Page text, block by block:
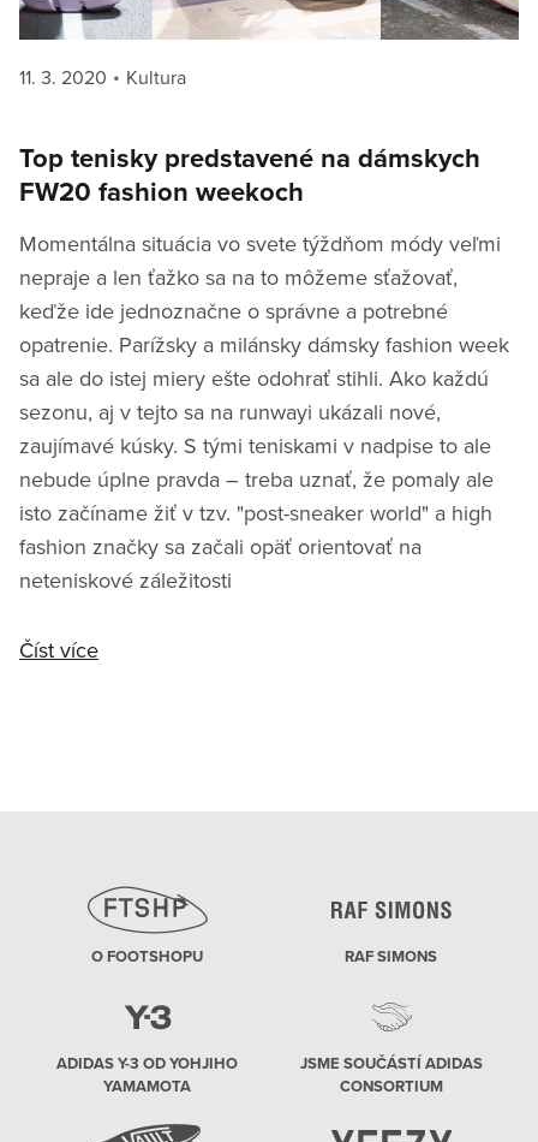
Posted
11. 3. 2020 Categories
Kultura
Top tenisky predstavené na dámskych
FW20 fashion weekoch
Momentálna situácia vo svete týždňom módy veľmi
nepraje a len ťažko sa na to môžeme sťažovať,
keďže ide jednoznačne o správne a potrebné
opatrenie. Parížsky a milánsky dámsky fashion week
sa ale do istej miery ešte odohrať stihli. Ako každú
sezonu, aj v tejto sa na runwayi ukázali nové,
zaujímavé kúsky. S tými teniskami v nadpise to ale
nebude úplne pravda – treba uznať, že pomaly ale
isto začíname žiť v tzv. "post-sneaker world" a high
fashion značky sa začali opäť orientovať na
neteniskové záležitosti
Číst více
O FOOTSHOPU RAF SIMONS
ADIDAS Y-3 OD YOHJIHO
YAMAMOTA
JSME SOUČÁSTÍ ADIDAS
CONSORTIUM